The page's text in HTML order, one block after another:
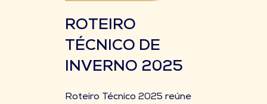
ROTEIRO
TÉCNICO DE
INVERNO 2025
Roteiro Técnico 2025 reúne